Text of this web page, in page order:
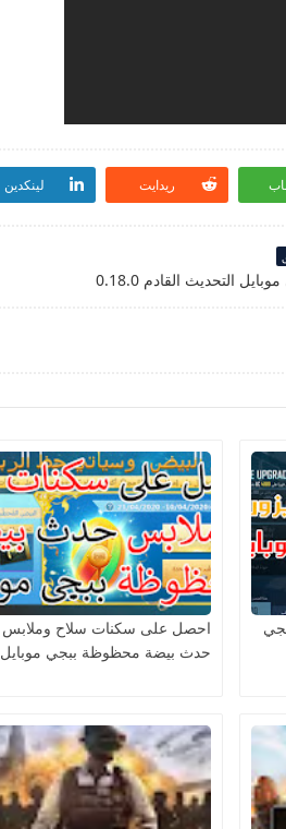
ريدايت لينكدين
التحديث القادم 0.18.0
احصل على سكنات سلاح وملابس
حدث بيضة محظوظة ببجي موبايل